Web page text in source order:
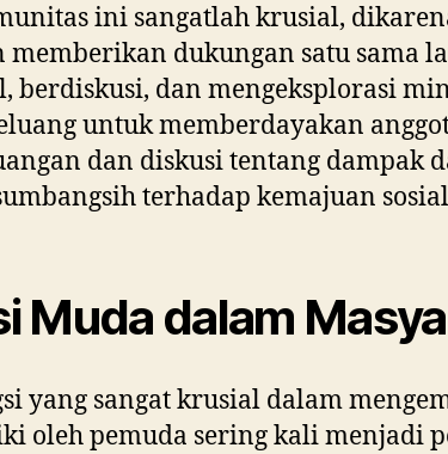
ini sangatlah krusial,
dukungan satu sama
berdiskusi, dan mengeksplorasi
untuk memberdayakan
dan diskusi tentang
terhadap kemajuan
Muda dalam
yang sangat krusial dalam
oleh pemuda sering kali menjadi